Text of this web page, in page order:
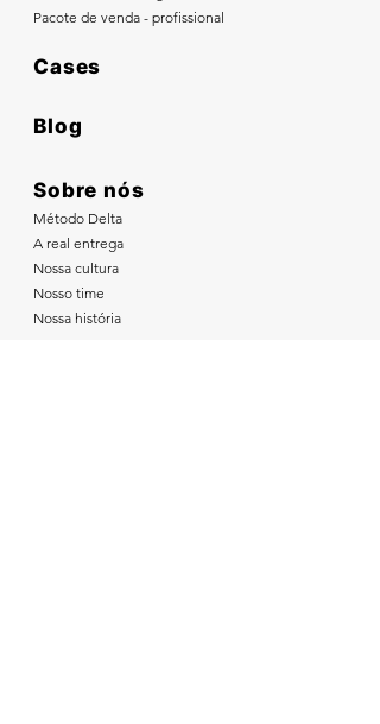
Pacote de venda - profissional
Cases
Blog
Sobre nós
Método Delta
A real entrega
Nossa cultura
Nosso time
Nossa história